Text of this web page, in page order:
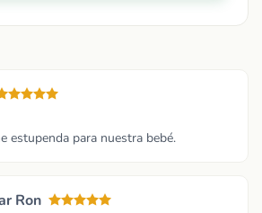
estupenda para nuestra bebé.
Ron